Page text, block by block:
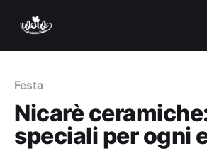
Festa
Nicarè
speciali per ogni